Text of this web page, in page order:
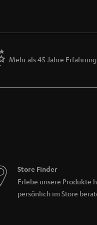
Mehr als 45 Jahre Erfahrung
Store Finder
Erlebe unsere Produkte
persönlich im Store